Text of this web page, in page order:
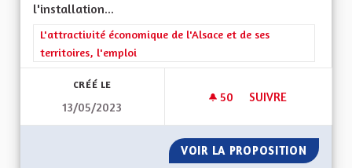
l'installation...
Filtrer les résultats de la catégorie : L'attractivité
L'attractivité économique de l'Alsace et de ses
territoires, l'emploi
CRÉÉ LE
13/05/2023
50 50 ABONNÉS
SUIVRE
VOIR LA PROPOSITION